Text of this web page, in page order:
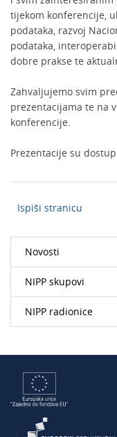
tijekom konferencije,
podataka, razvoj
podataka,
dobre prakse te
Zahvaljujemo svim
prezentacijama te na
konferencije.
Prezentacije su
Ispiši stranicu
Novosti
NIPP skupovi
NIPP radionice